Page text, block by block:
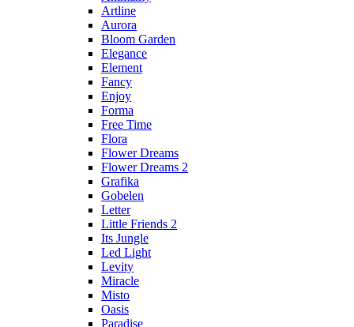
Artline
Aurora
Bloom Garden
Elegance
Element
Fancy
Enjoy
Forma
Free Time
Flora
Flower Dreams
Flower Dreams 2
Grafika
Gobelen
Letter
Little Friends 2
Its Jungle
Led Light
Levity
Miracle
Misto
Oasis
Paradise